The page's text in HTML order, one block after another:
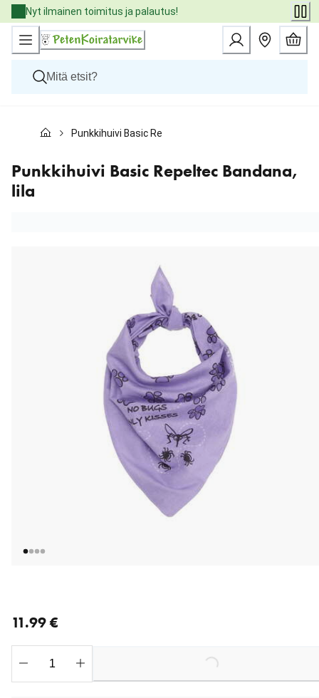
Skip
to
Content
Nyt ilmainen toimitus ja palautus!
Kissat
Eläinlääkäriruoat
Tuotemerkit
Uutuudet
Punkkihuivi Basic Repeltec Bandana, lila
Punkkihuivi Basic Repeltec Bandana,
lila
11.99 €
Loading...